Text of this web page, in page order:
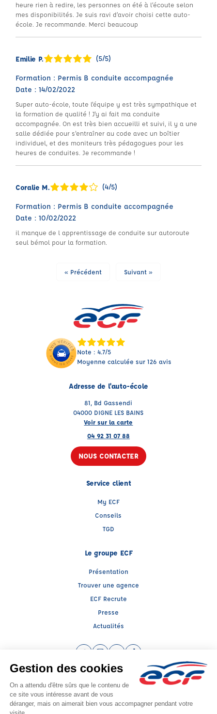
heure rien à redire, les personnes on été à l’écoute selon
mes disponibilités. Je suis ravi d’avoir choisi cette auto-
école. Je recommande. Merci beaucoup
Emilie P. (5/5)
Formation : Permis B conduite accompagnée
Date : 14/02/2022
Super auto-école, toute l'équipe y est très sympathique et
la formation de qualité ! J'y ai fait ma conduite
accompagnée. On est très bien accueilli et suivi, il y a une
salle dédiée pour s'entraîner au code avec un boîtier
individuel, et des moniteurs très pédagogues pour les
heures de conduites. Je recommande !
Coralie M. (4/5)
Formation : Permis B conduite accompagnée
Date : 10/02/2022
il manque de l apprentissage de conduite sur autoroute
seul bémol pour la formation.
« Précédent Suivant »
Note : 4.7/5
Moyenne calculée sur 126 avis
Adresse de l'auto-école
81, Bd Gassendi
04000 DIGNE LES BAINS
Voir sur la carte
04 92 31 07 88
NOUS CONTACTER
Service client
My ECF
Conseils
TGD
Le groupe ECF
Présentation
Trouver une agence
ECF Recrute
Presse
Actualités
Facebook (nouvelle fenêtre)
Instagram (nouvelle fenêtre)
YouTube (nouvelle fenêtre)
TikTok (nouvelle fenêtre)
Raison sociale : SUD PREVENTION SECURITE GRAND PUBLIC - Capital social:
20000€
SIREN: 814514188 - Numéro de TVA intracommunautaire: FR 57 384314597
Agrément n°E2300400020